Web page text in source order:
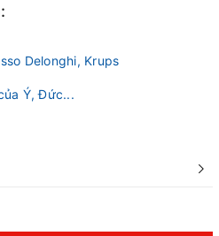
Delonghi, Krups
Ý, Đức...